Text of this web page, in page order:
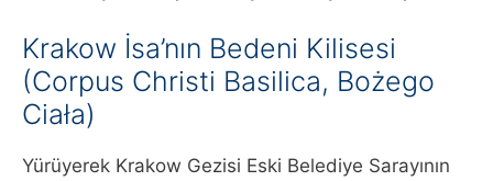
Krakow İsa’nın Bedeni Kilisesi
(Corpus Christi Basilica, Bożego
Ciała)
Yürüyerek Krakow Gezisi Eski Belediye Sarayının